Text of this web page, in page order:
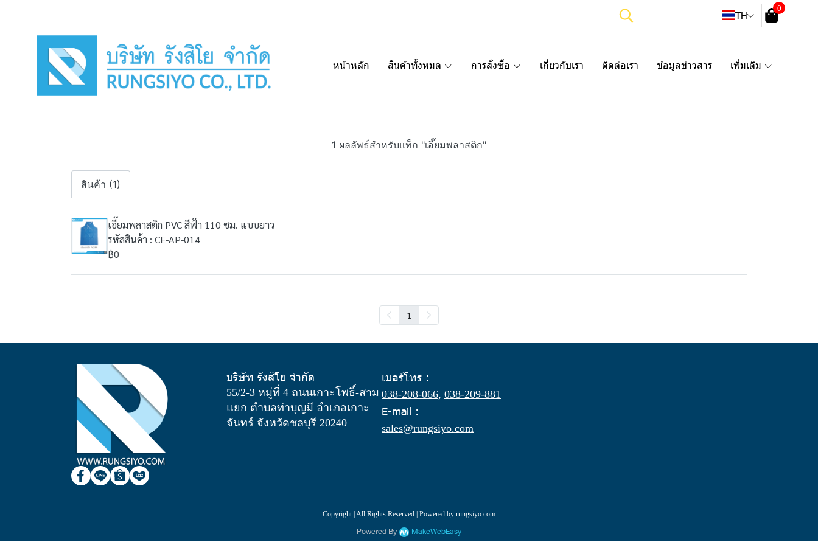
TH
0
หน้าหลัก สินค้าทั้งหมด การสั่งซื้อ เกี่ยวกับเรา ติดต่อเรา ข้อมูลข่าวสาร เพิ่มเติม
1 ผลลัพธ์สำหรับแท็ก "เอี๊ยมพลาสติก"
สินค้า (1)
เอี๊ยมพลาสติก PVC สีฟ้า 110 ซม. แบบยาว
รหัสสินค้า : CE-AP-014
฿0
1
บริษัท รังสิโย จำกัด
55/2-3 หมู่ที่ 4 ถนนเกาะโพธิ์-สาม
แยก ตำบลท่าบุญมี อำเภอเกาะ
จันทร์ จังหวัดชลบุรี 20240
เบอร์โทร :
038-208-066, 038-209-881
E-mail :
sales@rungsiyo.com
Copyright | All Rights Reserved | Powered by rungsiyo.com
Powered By MakeWebEasy